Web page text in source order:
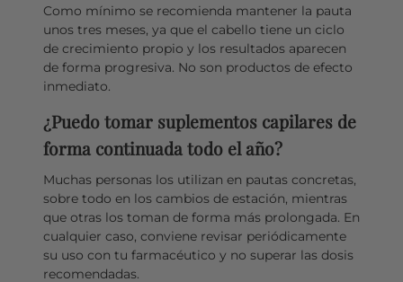
Como mínimo se recomienda mantener la pauta
unos tres meses, ya que el cabello tiene un ciclo
de crecimiento propio y los resultados aparecen
de forma progresiva. No son productos de efecto
inmediato.
¿Puedo tomar suplementos capilares de
forma continuada todo el año?
Muchas personas los utilizan en pautas concretas,
sobre todo en los cambios de estación, mientras
que otras los toman de forma más prolongada. En
cualquier caso, conviene revisar periódicamente
su uso con tu farmacéutico y no superar las dosis
recomendadas.